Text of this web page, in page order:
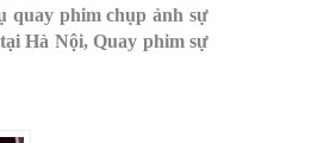
quay phim chụp ảnh sự
Hà Nội, Quay phim sự